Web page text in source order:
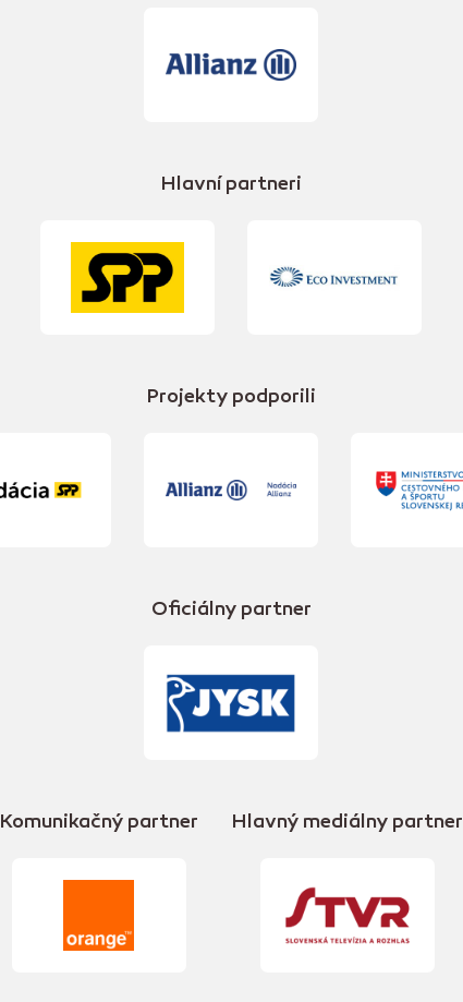
Hlavní partneri
Projekty podporili
Oficiálny partner
Komunikačný partner Hlavný mediálny partner